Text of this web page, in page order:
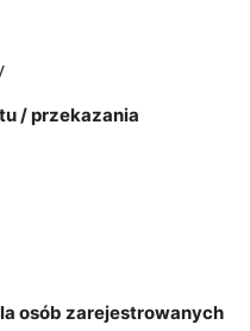
/ przekazania
osób zarejestrowanych